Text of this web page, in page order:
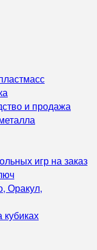
и продажа
игр на заказ
Оракул,
кубиках